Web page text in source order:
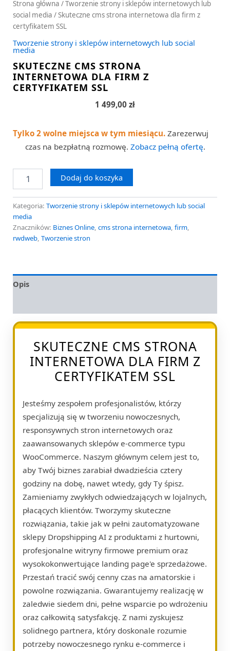
Strona główna /Tworzenie strony i sklepów internetowych lub
social media / Skuteczne cms strona internetowa dla firm z
certyfikatem SSL
Tworzenie strony i sklepów internetowych lub social
media
SKUTECZNE CMS STRONA
INTERNETOWA DLA FIRM Z
CERTYFIKATEM SSL
1 499,00 zł
Tylko 2 wolne miejsca w tym miesiącu. Zarezerwuj
czas na bezpłatną rozmowę. Zobacz pełną ofertę.
Dodaj do koszyka
Kategoria: Tworzenie strony i sklepów internetowych lub social
media
Znaczników: Biznes Online, cms strona internetowa, firm,
rwdweb, Tworzenie stron
Opis
SKUTECZNE CMS STRONA
INTERNETOWA DLA FIRM Z
CERTYFIKATEM SSL
Jesteśmy zespołem profesjonalistów, którzy
specjalizują się w tworzeniu nowoczesnych,
responsywnych stron internetowych oraz
zaawansowanych sklepów e-commerce typu
WooCommerce. Naszym głównym celem jest to,
aby Twój biznes zarabiał dwadzieścia cztery
godziny na dobę, nawet wtedy, gdy Ty śpisz.
Zamieniamy zwykłych odwiedzających w lojalnych,
płacących klientów. Tworzymy skuteczne
rozwiązania, takie jak w pełni zautomatyzowane
sklepy Dropshipping AI z produktami z hurtowni,
profesjonalne witryny firmowe premium oraz
wysokokonwertujące landing page'e sprzedażowe.
Przestań tracić swój cenny czas na amatorskie i
powolne rozwiązania. Gwarantujemy realizację w
zaledwie siedem dni, pełne wsparcie po wdrożeniu
oraz całkowitą satysfakcję. Z nami zyskujesz
solidnego partnera, który doskonale rozumie
potrzeby nowoczesnego rynku e-commerce i